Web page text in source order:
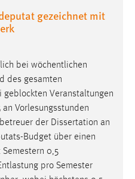
gezeichnet mit
bei wöchentlichen
des gesamten
geblockten Veranstaltungen
Vorlesungsstunden
der Dissertation an
Budget über einen
0,5
pro Semester